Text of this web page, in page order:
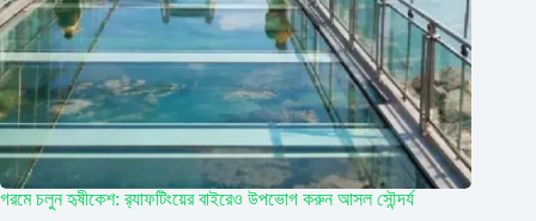
গরমে চলুন হৃষীকেশ: র‍্যাফটিংয়ের বাইরেও উপভোগ করুন আসল সৌন্দর্য